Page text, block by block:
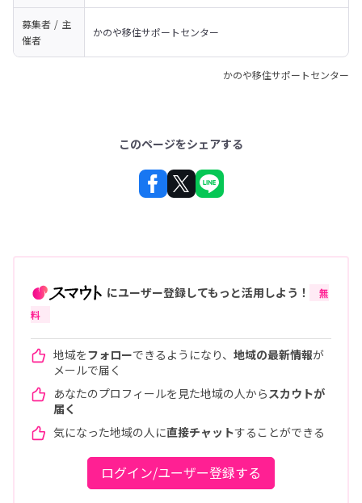
募集者 / 主
催者
かのや移住サポートセンター
かのや移住サポートセンター
このページをシェアする
にユーザー登録してもっと活用しよう！
無
料
地域をフォローできるようになり、 地域の最新情報が
メールで届く
あなたのプロフィールを見た地域の人から スカウトが
届く
気になった地域の人に直接チャットすることができる
ログイン/ユーザー登録する